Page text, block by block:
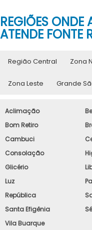
REGIÕES ONDE
ATENDE FONTE
Região Central Zona
Zona Leste Grande
Aclimação
Bom Retiro
Cambuci
Consolação
Glicério
Luz
República
Santa Efigênia
Sé
Vila Buarque